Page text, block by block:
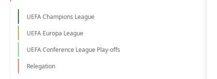
UEFA Champions League
UEFA Europa League
UEFA Conference League Play-offs
Relegation